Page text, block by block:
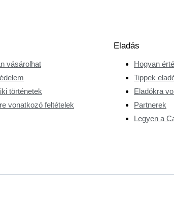
vásárolhat
történetek
vonatkozó feltételek
Eladás
Hogyan
Tippek
Eladókra
Partnerek
Legyen a